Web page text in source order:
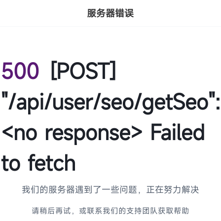
服务器错误
500 [POST]
"/api/user/seo/getSeo":
<no response> Failed
to fetch
我们的服务器遇到了一些问题，正在努力解决
请稍后再试，或联系我们的支持团队获取帮助